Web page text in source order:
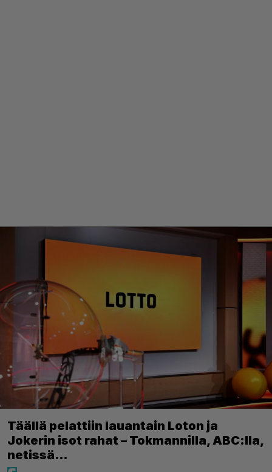
Täällä pelattiin lauantain Loton ja
Jokerin isot rahat – Tokmannilla, ABC:lla,
netissä…